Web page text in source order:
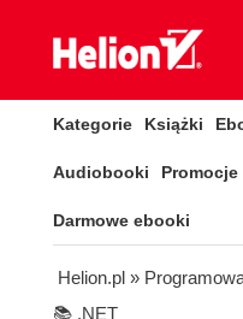
Kategorie Książki
Audiobooki Promocje
Darmowe ebooki
Helion.pl »
📚 .NET